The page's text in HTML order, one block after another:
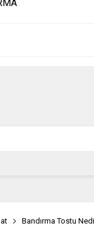
Bandırma Tostu